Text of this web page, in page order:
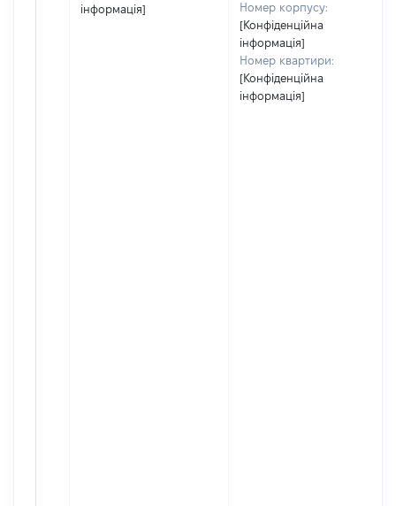
інформація]
Номер корпусу:
[Конфіденційна
інформація]
Номер квартири:
[Конфіденційна
інформація]